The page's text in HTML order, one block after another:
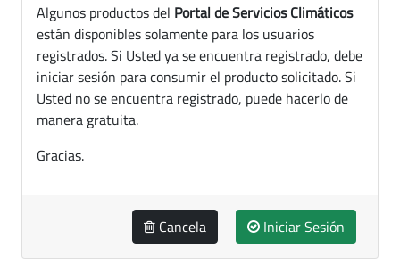
Algunos productos del Portal de Servicios Climáticos
están disponibles solamente para los usuarios
registrados. Si Usted ya se encuentra registrado, debe
iniciar sesión para consumir el producto solicitado. Si
Usted no se encuentra registrado, puede hacerlo de
manera gratuita.
Gracias.
Cancela Iniciar Sesión